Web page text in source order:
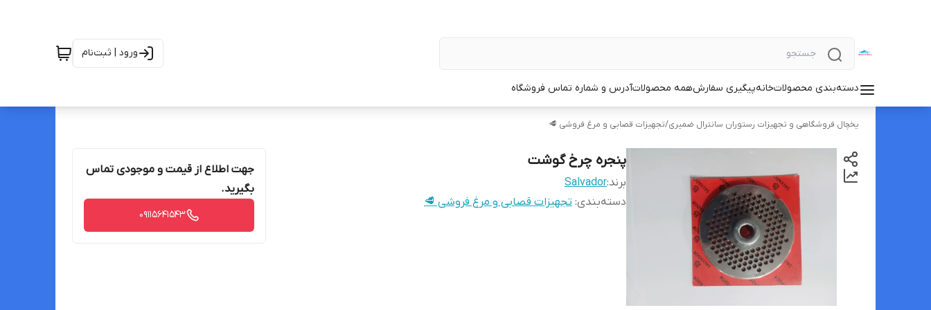
ورود | ثبت‌نام
دسته‌بندی محصولاتخانهپیگیری سفارشهمه محصولاتآدرس و شماره تماس فروشگاه
یخچال فروشگاهی و تجهیزات رستوران سانترال ضمیری/تجهیزات قصابی و مرغ فروشی 🥩
پنجره چرخ گوشت
برند:Salvador
دسته‌بندی: تجهیزات قصابی و مرغ فروشی 🥩
جهت اطلاع از قیمت و موجودی تماس
بگیرید.
09115641543